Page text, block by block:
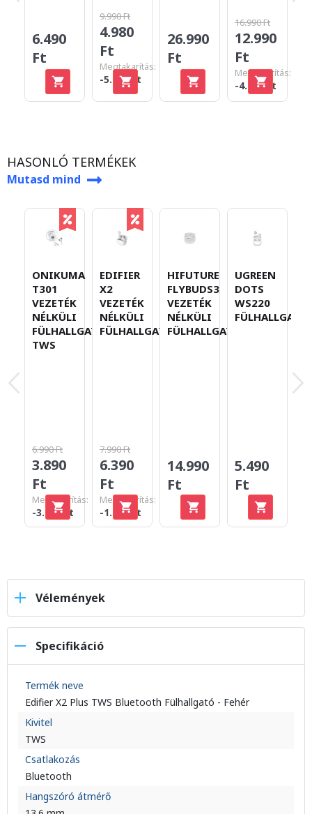
6.490
Ft
9.990 Ft
4.980
Ft
Megtakarítás:
-5.010 Ft
26.990
Ft
16.990 Ft
12.990
Ft
Megtakarítás:
-4.000 Ft
HASONLÓ TERMÉKEK
Mutasd mind
ONIKUMA
T301
VEZETÉK
NÉLKÜLI
FÜLHALLGATÓ
TWS
6.990 Ft
3.890
Ft
Megtakarítás:
-3.100 Ft
EDIFIER
X2
VEZETÉK
NÉLKÜLI
FÜLHALLGATÓ
7.990 Ft
6.390
Ft
Megtakarítás:
-1.600 Ft
HIFUTURE
FLYBUDS3
VEZETÉK
NÉLKÜLI
FÜLHALLGATÓ
14.990
Ft
UGREEN
DOTS
WS220
FÜLHALLGATÓ
5.490
Ft
Vélemények
Specifikáció
Termék neve
Edifier X2 Plus TWS Bluetooth Fülhallgató - Fehér
Kivitel
TWS
Csatlakozás
Bluetooth
Hangszóró átmérő